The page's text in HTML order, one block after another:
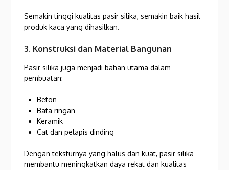
Semakin tinggi kualitas pasir silika, semakin baik hasil
produk kaca yang dihasilkan.
3. Konstruksi dan Material Bangunan
Pasir silika juga menjadi bahan utama dalam
pembuatan:
Beton
Bata ringan
Keramik
Cat dan pelapis dinding
Dengan teksturnya yang halus dan kuat, pasir silika
membantu meningkatkan daya rekat dan kualitas